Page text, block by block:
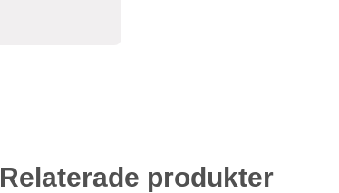
Relaterade produkter